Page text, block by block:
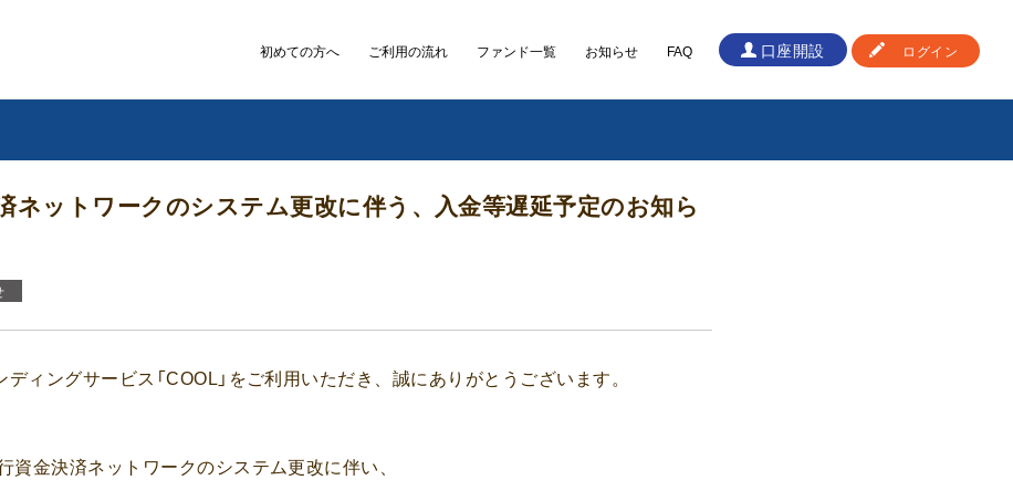
口座開設 ログイン
初めての方へ ご利用の流れ ファンド一覧 お知らせ FAQ
ネットワークのシステム更改に伴う、入金等遅延予定のお知ら
ィングサービス「COOL」をご利用いただき、誠にありがとうございます。
資金決済ネットワークのシステム更改に伴い、